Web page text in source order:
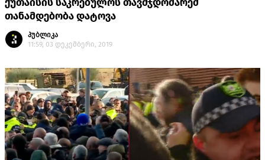
ქუთაისის საკრებულოს თავმჯდომარემ
თანამდებობა დატოვა
პუბლიკა
11:59, 03 დეკემბერი, 2019